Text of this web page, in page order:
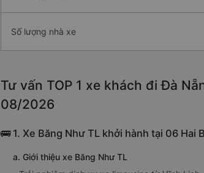
Số lượng nhà xe
Tư vấn TOP 1 xe khách đi Đà
08/2026
🚌 1. Xe Băng Như TL khởi hành tại 06 Hai
a. Giới thiệu xe Băng Như TL